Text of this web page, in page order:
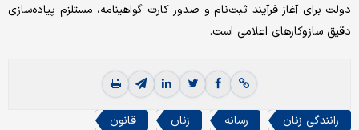
دولت برای آغاز فرآیند ثبت‌نام و صدور کارت گواهینامه، مستلزم پیاده‌سازی
دقیق سازوکارهای اعلامی است.
رانندگی زنان رسانه زنان
قانون